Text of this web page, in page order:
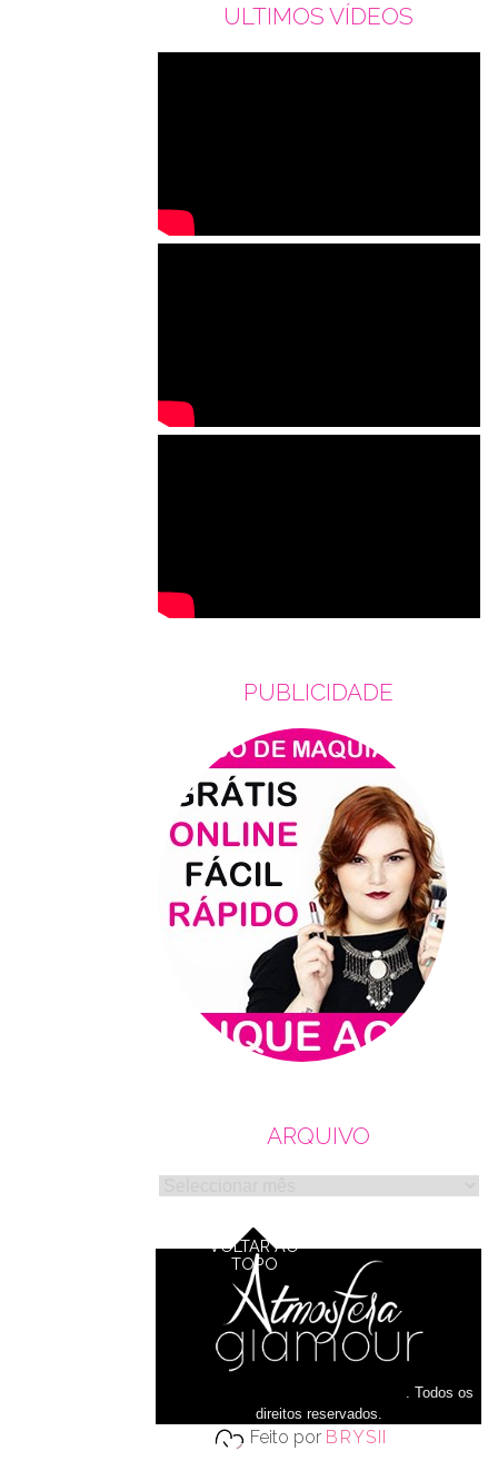
ULTIMOS VÍDEOS
PUBLICIDADE
ARQUIVO
VOLTAR AO
TOPO
. Todos os
direitos reservados.
Feito por BRYSII